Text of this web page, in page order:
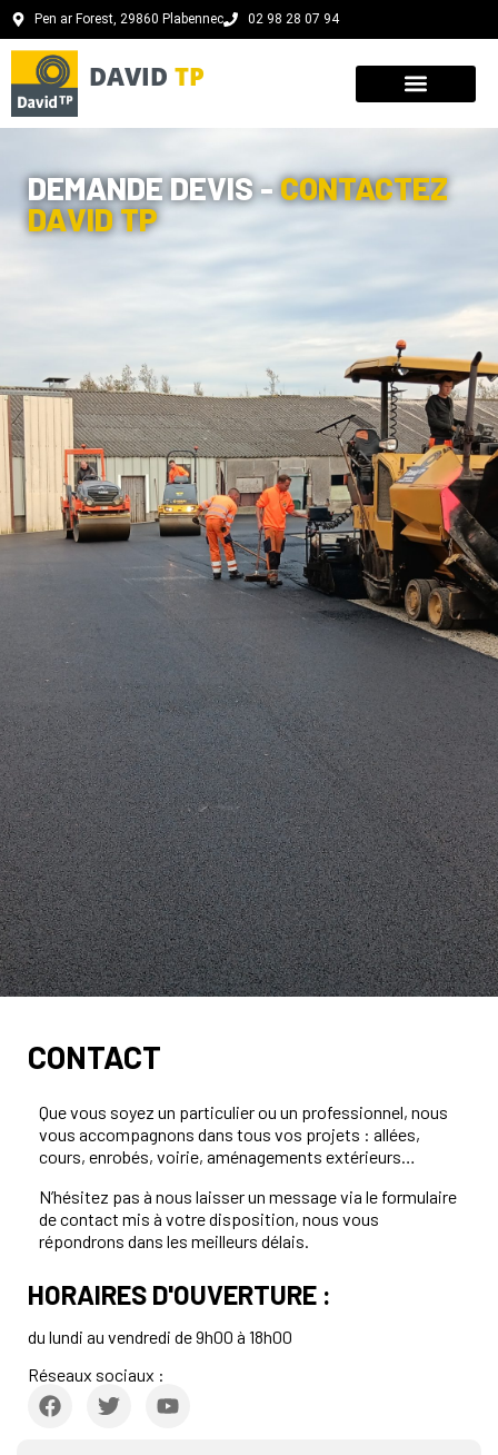
Pen ar Forest, 29860 Plabennec 02 98 28 07 94
DAVID TP
DEMANDE DEVIS -CONTACTEZ
DAVID TP
CONTACT
Que vous soyez un particulier ou un professionnel, nous
vous accompagnons dans tous vos projets : allées,
cours, enrobés, voirie, aménagements extérieurs…
N’hésitez pas à nous laisser un message via le formulaire
de contact mis à votre disposition, nous vous
répondrons dans les meilleurs délais.
HORAIRES D'OUVERTURE :
du lundi au vendredi de 9h00 à 18h00
Réseaux sociaux :